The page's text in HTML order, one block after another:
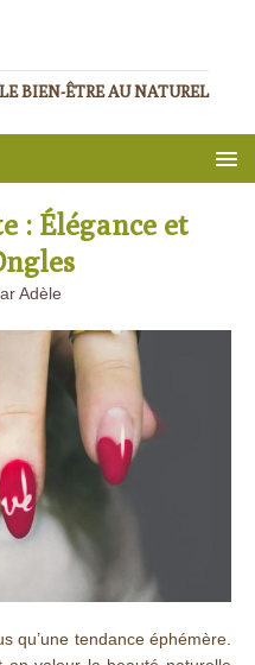
BIEN-ÊTRE AU NATUREL
: Élégance et
Adèle
qu’une tendance éphémère.